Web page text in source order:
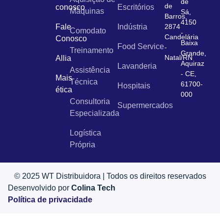
conosco
Fale
Conosco
Allia
Mais
ética
Máquinas
Comodato
Treinamento
Assistência
Técnica
Consultoria
Especializada
Logística
Própria
Escritórios
Indústria
Food Service
Lavanderia
Hospitais
Supermercados
de
Barros,
2874
Candelária
-
Natal/RN
Sá,
4150
-
Baixa
Grande,
Aquiraz
- CE,
61700-
000
© 2025 WT Distribuidora | Todos os direitos reservados
Desenvolvido por Colina Tech
Política de privacidade